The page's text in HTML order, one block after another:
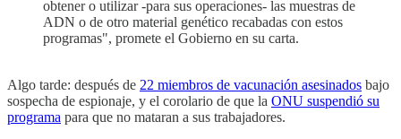
obtener o utilizar -para sus operaciones- las muestras de
ADN o de otro material genético recabadas con estos
programas", promete el Gobierno en su carta.
Algo tarde: después de 22 miembros de vacunación asesinados bajo
sospecha de espionaje, y el corolario de que la ONU suspendió su
programa para que no mataran a sus trabajadores.